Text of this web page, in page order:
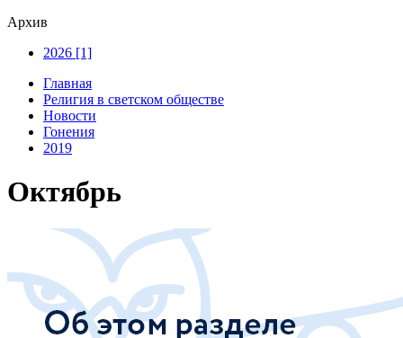
Архив
2026 [1]
Главная
Религия в светском обществе
Новости
Гонения
2019
Октябрь